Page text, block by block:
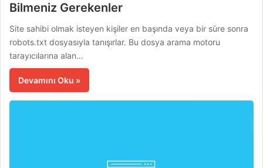
Bilmeniz Gerekenler
Site sahibi olmak isteyen kişiler en başında veya bir süre sonra
robots.txt dosyasıyla tanışırlar. Bu dosya arama motoru
tarayıcılarına alan…
Devamını Oku »